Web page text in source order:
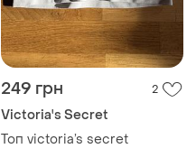
249 грн 2
Victoria's Secret
Топ victoria’s secret